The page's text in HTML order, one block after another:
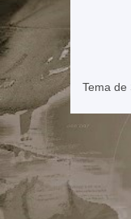
Tema de